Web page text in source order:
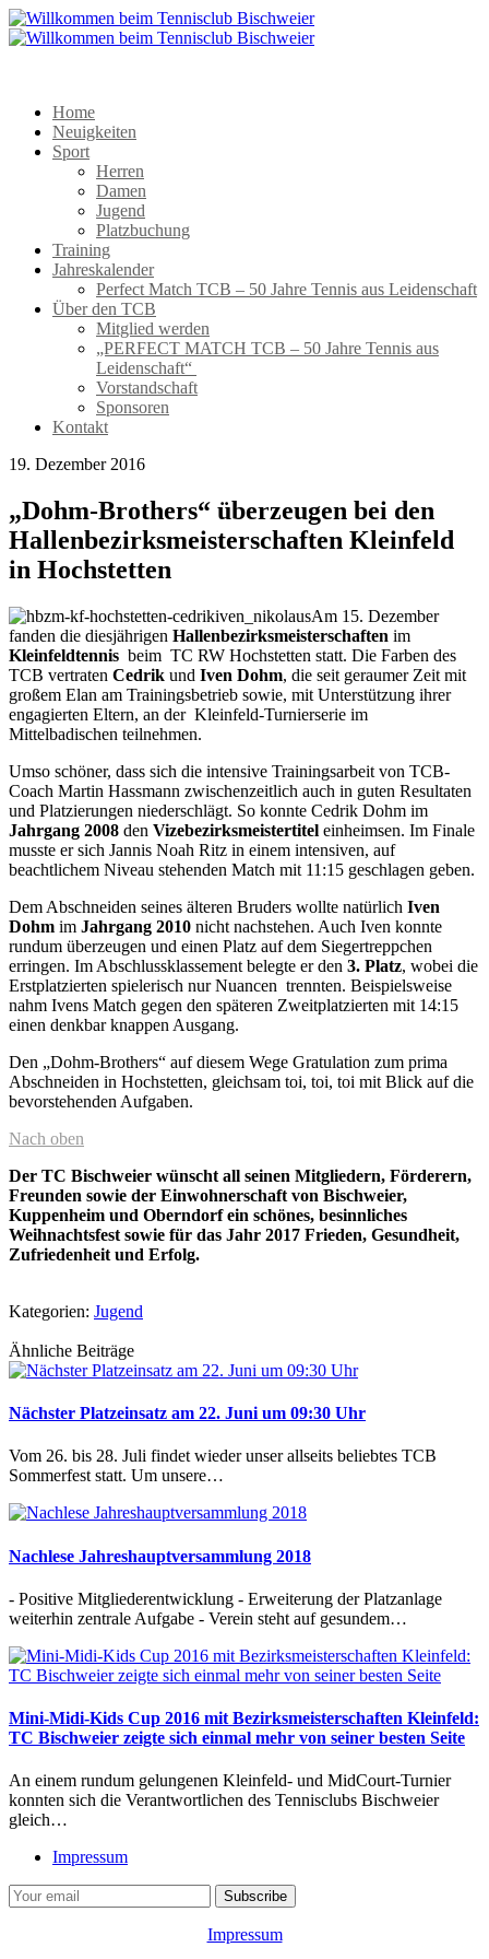
Home
Neuigkeiten
Sport
Herren
Damen
Jugend
Platzbuchung
Training
Jahreskalender
Perfect Match TCB – 50 Jahre Tennis aus Leidenschaft
Über den TCB
Mitglied werden
„PERFECT MATCH TCB – 50 Jahre Tennis aus
Leidenschaft“
Vorstandschaft
Sponsoren
Kontakt
19. Dezember 2016
„Dohm-Brothers“ überzeugen bei den
Hallenbezirksmeisterschaften Kleinfeld
in Hochstetten
Am 15. Dezember
fanden die diesjährigen Hallenbezirksmeisterschaften im
Kleinfeldtennis beim TC RW Hochstetten statt. Die Farben des
TCB vertraten Cedrik und Iven Dohm, die seit geraumer Zeit mit
großem Elan am Trainingsbetrieb sowie, mit Unterstützung ihrer
engagierten Eltern, an der Kleinfeld-Turnierserie im
Mittelbadischen teilnehmen.
Umso schöner, dass sich die intensive Trainingsarbeit von TCB-
Coach Martin Hassmann zwischenzeitlich auch in guten Resultaten
und Platzierungen niederschlägt. So konnte Cedrik Dohm im
Jahrgang 2008 den Vizebezirksmeistertitel einheimsen. Im Finale
musste er sich Jannis Noah Ritz in einem intensiven, auf
beachtlichem Niveau stehenden Match mit 11:15 geschlagen geben.
Dem Abschneiden seines älteren Bruders wollte natürlich Iven
Dohm im Jahrgang 2010 nicht nachstehen. Auch Iven konnte
rundum überzeugen und einen Platz auf dem Siegertreppchen
erringen. Im Abschlussklassement belegte er den 3. Platz, wobei die
Erstplatzierten spielerisch nur Nuancen trennten. Beispielsweise
nahm Ivens Match gegen den späteren Zweitplatzierten mit 14:15
einen denkbar knappen Ausgang.
Den „Dohm-Brothers“ auf diesem Wege Gratulation zum prima
Abschneiden in Hochstetten, gleichsam toi, toi, toi mit Blick auf die
bevorstehenden Aufgaben.
Nach oben
Der TC Bischweier wünscht all seinen Mitgliedern, Förderern,
Freunden sowie der Einwohnerschaft von Bischweier,
Kuppenheim und Oberndorf ein schönes, besinnliches
Weihnachtsfest sowie für das Jahr 2017 Frieden, Gesundheit,
Zufriedenheit und Erfolg.
Kategorien: Jugend
Ähnliche Beiträge
Nächster Platzeinsatz am 22. Juni um 09:30 Uhr
Vom 26. bis 28. Juli findet wieder unser allseits beliebtes TCB
Sommerfest statt. Um unsere…
Nachlese Jahreshauptversammlung 2018
- Positive Mitgliederentwicklung - Erweiterung der Platzanlage
weiterhin zentrale Aufgabe - Verein steht auf gesundem…
Mini-Midi-Kids Cup 2016 mit Bezirksmeisterschaften Kleinfeld:
TC Bischweier zeigte sich einmal mehr von seiner besten Seite
An einem rundum gelungenen Kleinfeld- und MidCourt-Turnier
konnten sich die Verantwortlichen des Tennisclubs Bischweier
gleich…
Impressum
Impressum